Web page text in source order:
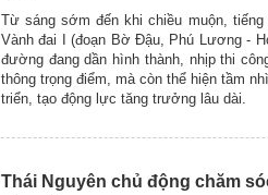
Từ sáng sớm đến khi chiều muộn,
Vành đai I (đoạn Bờ Đậu, Phú Lương -
đường đang dần hình thành, nhịp thi
thông trọng điểm, mà còn thể hiện tầm
triển, tạo động lực tăng trưởng lâu dài.
Thái Nguyên chủ động chăm